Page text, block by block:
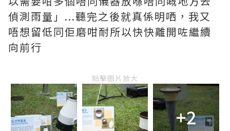
偵測雨量」...聽完之後就真係明哂，我又
唔想留低同佢磨咁耐所以快快離開咗繼續
向前行
點擊圖片放大
+2